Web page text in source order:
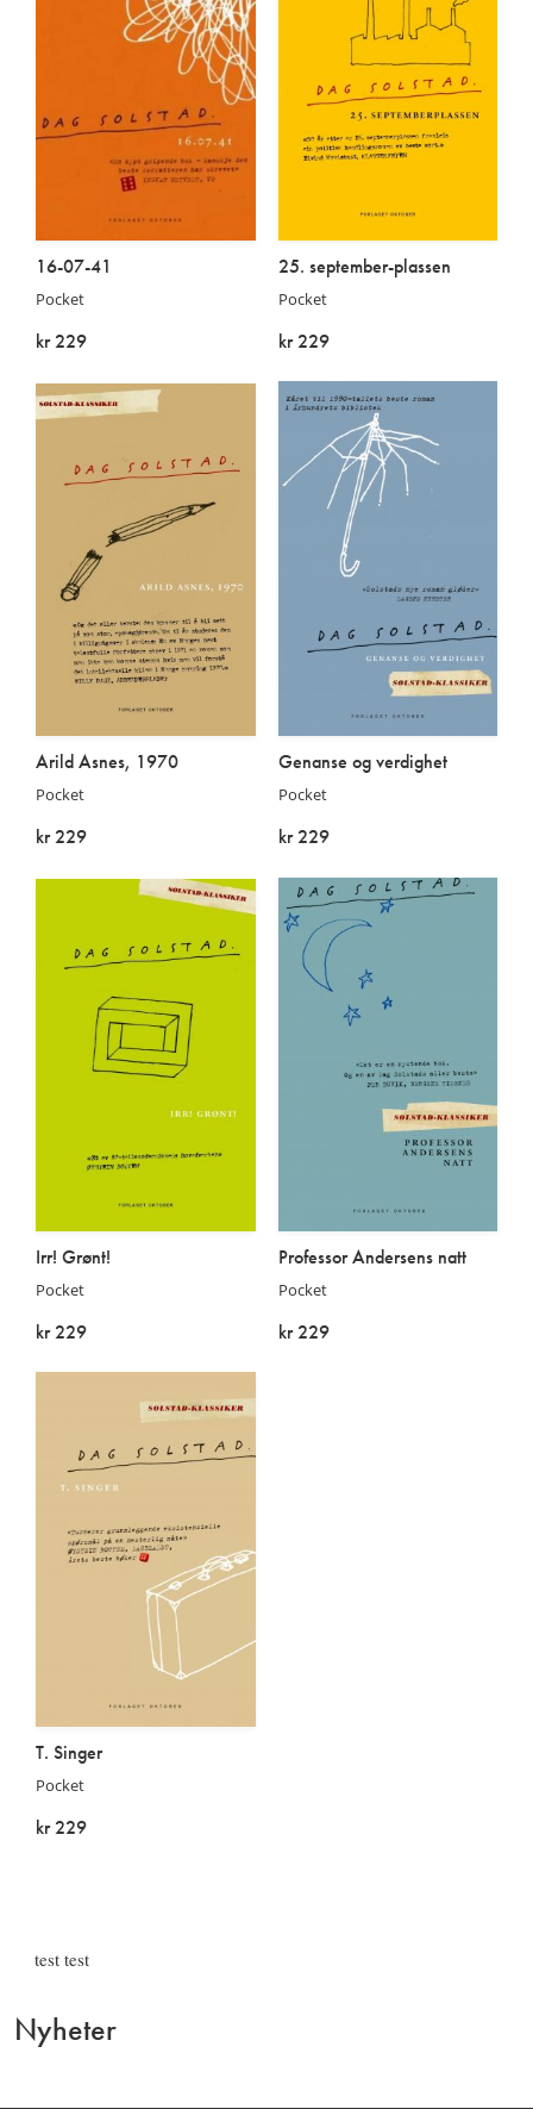
16-07-41
Pocket
kr 229
25. september-plassen
Pocket
kr 229
Arild Asnes, 1970
Pocket
kr 229
Genanse og verdighet
Pocket
kr 229
Irr! Grønt!
Pocket
kr 229
Professor Andersens natt
Pocket
kr 229
T. Singer
Pocket
kr 229
test test
Nyheter